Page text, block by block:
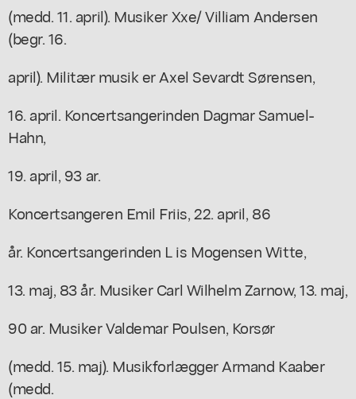
(medd. 11. april). Musiker Xxe/ Villiam Andersen
(begr. 16.
april). Militær musik er Axel Sevardt Sørensen,
16. april. Koncertsangerinden Dagmar Samuel-
Hahn,
19. april, 93 ar.
Koncertsangeren Emil Friis, 22. april, 86
år. Koncertsangerinden L is Mogensen Witte,
13. maj, 83 år. Musiker Carl Wilhelm Zarnow, 13. maj,
90 ar. Musiker Valdemar Poulsen, Korsør
(medd. 15. maj). Musikforlægger Armand Kaaber
(medd.